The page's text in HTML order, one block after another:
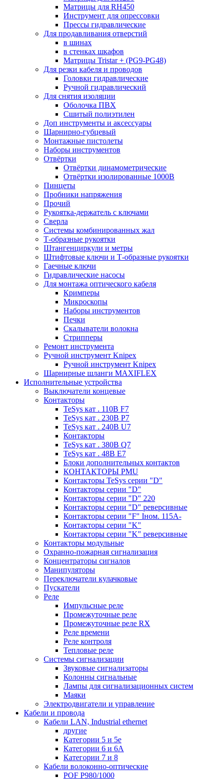
Матрицы для RH450
Инструмент для опрессовки
Прессы гидравлические
Для продавливания отверстий
в шинах
в стенках шкафов
Матрицы Tristar + (PG9-PG48)
Для резки кабеля и проводов
Головки гидравлические
Ручной гидравлический
Для снятия изоляции
Оболочка ПВХ
Сшитый полиэтилен
Доп инструменты и аксессуары
Шарнирно-губцевый
Монтажные пистолеты
Наборы инструментов
Отвёртки
Отвёртки динамометрические
Отвёртки изолированные 1000В
Пинцеты
Пробники напряжения
Прочий
Рукоятка-держатель с ключами
Сверла
Системы комбинированных жал
Т-образные рукоятки
Штангенциркули и метры
Штифтовые ключи и Т-образные рукоятки
Гаечные ключи
Гидравлические насосы
Для монтажа оптического кабеля
Кримперы
Микроскопы
Наборы инструментов
Печки
Скалыватели волокна
Стрипперы
Ремонт инструмента
Ручной инструмент Knipex
Ручной инструмент Knipex
Шарнирные шланги MAXIFLEX
Исполнительные устройства
Выключатели концевые
Контакторы
TeSys кат . 110В F7
TeSys кат . 230В P7
TeSys кат . 240В U7
Контакторы
TeSys кат . 380В Q7
TeSys кат . 48В E7
Блоки дополнительных контактов
КОНТАКТОРЫ PMU
Контакторы TeSys серии "D"
Контакторы серии "D"
Контакторы серии "D" 220
Контакторы серии "D" реверсивные
Контакторы серии "F" Iном. 115А-
Контакторы серии "K"
Контакторы серии "K" реверсивные
Контакторы модульные
Охранно-пожарная сигнализация
Концентраторы сигналов
Манипуляторы
Переключатели кулачковые
Пускатели
Реле
Импульсные реле
Промежуточные реле
Промежуточные реле RX
Реле времени
Реле контроля
Тепловые реле
Системы сигнализации
Звуковые сигнализаторы
Колонны сигнальные
Лампы для сигнализационных систем
Маяки
Электродвигатели и управление
Кабели и провода
Кабели LAN, Industrial ethernet
другие
Категории 5 и 5е
Категории 6 и 6A
Категории 7 и 8
Кабели волоконно-оптические
POF P980/1000